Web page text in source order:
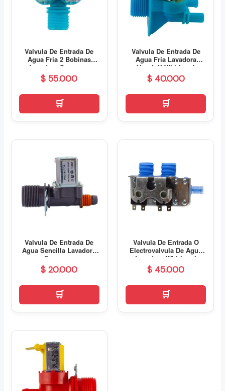
Valvula De Entrada De
Agua Fria 2 Bobinas
Lavadora Samsung
$ 55.000
Valvula De Entrada De
Agua Fria Lavadora
Haceb Y Whirlpool
$40.000
Valvula De Entrada De
Agua Sencilla Lavadora
Samsung
$ 20.000
Valvula De Entrada O
Electrovalvula De Agua
Lavadora Whirlpool
Americana
$ 45.000